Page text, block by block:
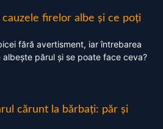
firelor albe și ce poți
fără avertisment, iar întrebarea
părul și se poate face ceva?
cărunt la bărbați: păr și